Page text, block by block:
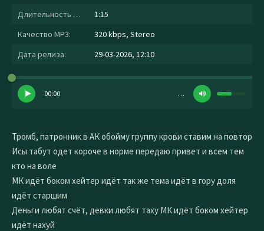
Длительность MP3:
1:15
Качество MP3:
320 kbps, Stereo
Дата релиза:
29-03-2026, 12:10
00:00 …
Тромб, патронник в АК обойму группу крови ставим на повтор
Исы табут одет короче в норме передаю привет и всем тем
кто на воле
МК идёт боком хейтер идёт так же тема идёт в гору доля
идёт старшим
Деньги любят счёт, девки любят таху МК идёт боком хейтер
идёт нахуй